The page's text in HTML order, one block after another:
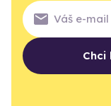
Chci